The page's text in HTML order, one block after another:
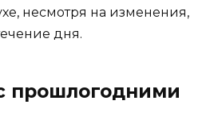
несмотря на изменения,
дня.
прошлогодними